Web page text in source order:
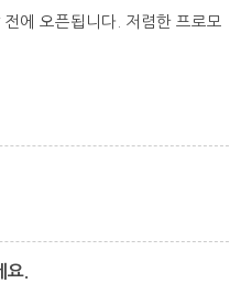
에 오픈됩니다. 저렴한 프로모
요.